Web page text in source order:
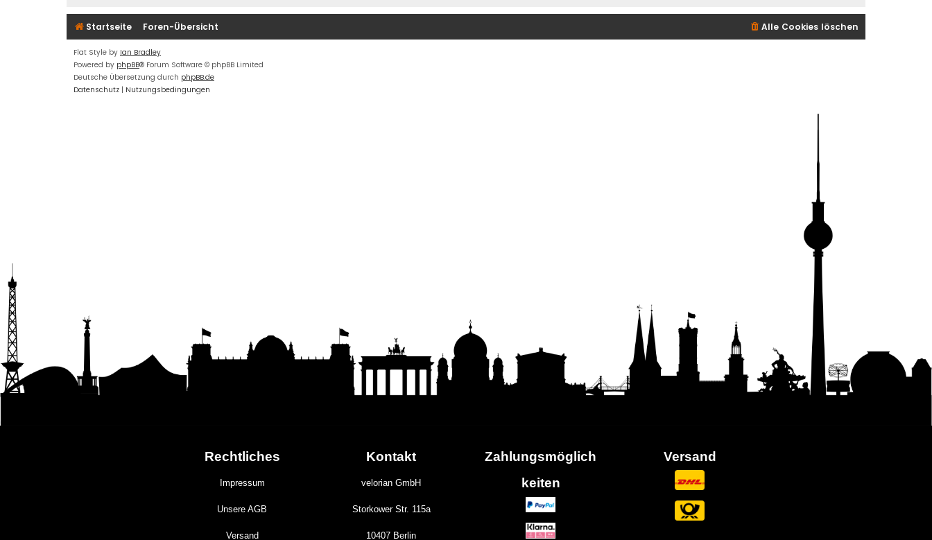
Startseite Foren-Übersicht Alle Cookies löschen
Flat Style by Ian Bradley
Powered by phpBB® Forum Software © phpBB Limited
Deutsche Übersetzung durch phpBB.de
Datenschutz | Nutzungsbedingungen
Rechtliches
Impressum
Unsere AGB
Versand
Kontakt
velorian GmbH
Storkower Str. 115a
10407 Berlin
Zahlungsmöglich
keiten
Versand